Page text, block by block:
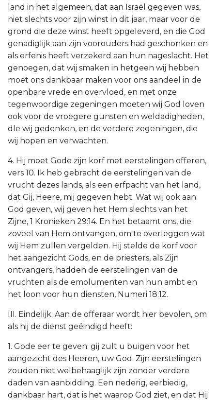
land in het algemeen, dat aan Israël gegeven was,
niet slechts voor zijn winst in dit jaar, maar voor de
grond die deze winst heeft opgeleverd, en die God
genadiglijk aan zijn voorouders had geschonken en
als erfenis heeft verzekerd aan hun nageslacht. Het
genoegen, dat wij smaken in hetgeen wij hebben
moet ons dankbaar maken voor ons aandeel in de
openbare vrede en overvloed, en met onze
tegenwoordige zegeningen moeten wij God loven
ook voor de vroegere gunsten en weldadigheden,
dle wij gedenken, en de verdere zegeningen, die
wij hopen en verwachten.
4. Hij moet Gode zijn korf met eerstelingen offeren,
vers 10. Ik heb gebracht de eerstelingen van de
vrucht dezes lands, als een erfpacht van het land,
dat Gij, Heere, mij gegeven hebt. Wat wij ook aan
God geven, wij geven het Hem slechts van het
Zijne, 1 Kronieken 29:14. En het betaamt ons, die
zoveel van Hem ontvangen, om te overleggen wat
wij Hem zullen vergelden. Hij stelde de korf voor
het aangezicht Gods, en de priesters, als Zijn
ontvangers, hadden de eerstelingen van de
vruchten als de emolumenten van hun ambt en
het loon voor hun diensten, Numeri 18:12.
III. Eindelijk. Aan de offeraar wordt hier bevolen, om
als hij de dienst geëindigd heeft:
1. Gode eer te geven: gij zult u buigen voor het
aangezicht des Heeren, uw God. Zijn eerstelingen
zouden niet welbehaaglijk zijn zonder verdere
daden van aanbidding. Een nederig, eerbiedig,
dankbaar hart, dat is het waarop God ziet, en dat Hij